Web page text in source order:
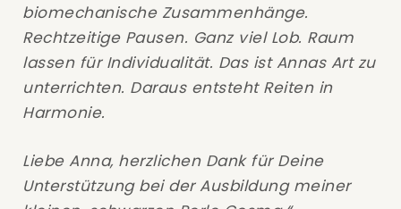
biomechanische Zusammenhänge.
Rechtzeitige Pausen. Ganz viel Lob. Raum
lassen für Individualität. Das ist Annas Art zu
unterrichten. Daraus entsteht Reiten in
Harmonie.
Liebe Anna, herzlichen Dank für Deine
Unterstützung bei der Ausbildung meiner